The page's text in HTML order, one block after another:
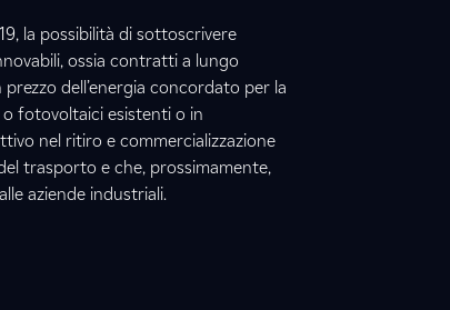
la possibilità di sottoscrivere
ossia contratti a lungo
dell’energia concordato per la
fotovoltaici esistenti o in
nel ritiro e commercializzazione
trasporto e che, prossimamente,
aziende industriali.